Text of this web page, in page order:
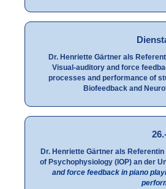
Dr. Henriette Gärtner als
Visual-auditory and force
processes and performance of
Biofeedback and
Dr. Henriette Gärtner als
of Psychophysiology (IOP) an der
and force feedback in piano